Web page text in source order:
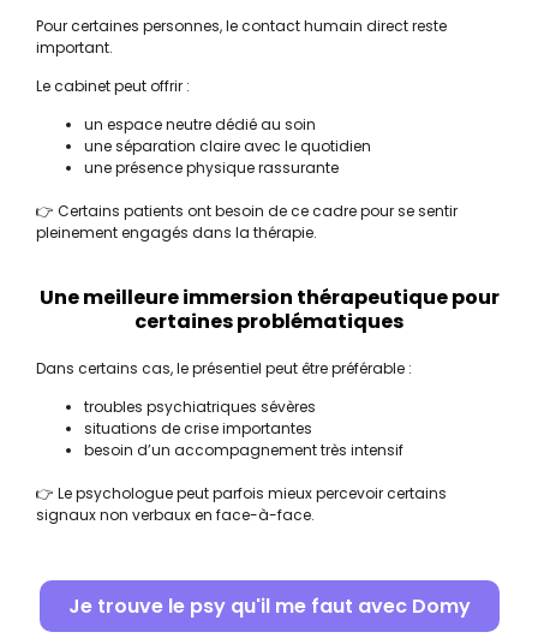
Pour certaines personnes, le contact humain direct reste
important.
Le cabinet peut offrir :
un espace neutre dédié au soin
une séparation claire avec le quotidien
une présence physique rassurante
👉 Certains patients ont besoin de ce cadre pour se sentir
pleinement engagés dans la thérapie.
Une meilleure immersion thérapeutique pour
certaines problématiques
Dans certains cas, le présentiel peut être préférable :
troubles psychiatriques sévères
situations de crise importantes
besoin d’un accompagnement très intensif
👉 Le psychologue peut parfois mieux percevoir certains
signaux non verbaux en face-à-face.
Je trouve le psy qu'il me faut avec Domy